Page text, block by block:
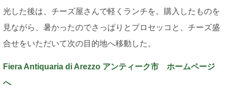
光した後は、チーズ屋さんで軽くランチを。購入したものを
見ながら、暑かったのでさっぱりとプロセッコと、チーズ盛
合せをいただいて次の目的地へ移動した。
Fiera Antiquaria di Arezzo アンティーク市 ホームページ
へ